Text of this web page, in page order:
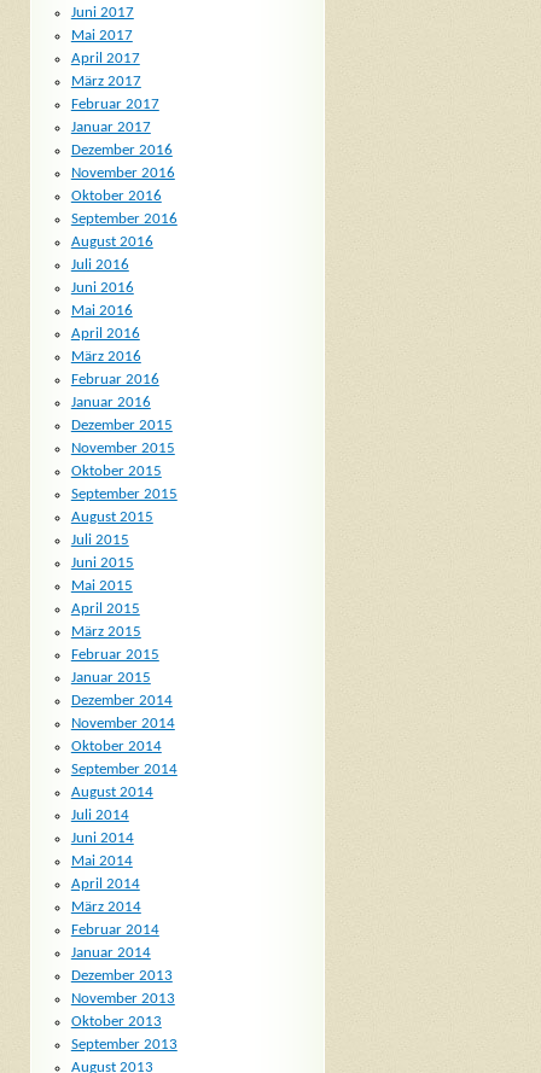
Juni 2017
Mai 2017
April 2017
März 2017
Februar 2017
Januar 2017
Dezember 2016
November 2016
Oktober 2016
September 2016
August 2016
Juli 2016
Juni 2016
Mai 2016
April 2016
März 2016
Februar 2016
Januar 2016
Dezember 2015
November 2015
Oktober 2015
September 2015
August 2015
Juli 2015
Juni 2015
Mai 2015
April 2015
März 2015
Februar 2015
Januar 2015
Dezember 2014
November 2014
Oktober 2014
September 2014
August 2014
Juli 2014
Juni 2014
Mai 2014
April 2014
März 2014
Februar 2014
Januar 2014
Dezember 2013
November 2013
Oktober 2013
September 2013
August 2013